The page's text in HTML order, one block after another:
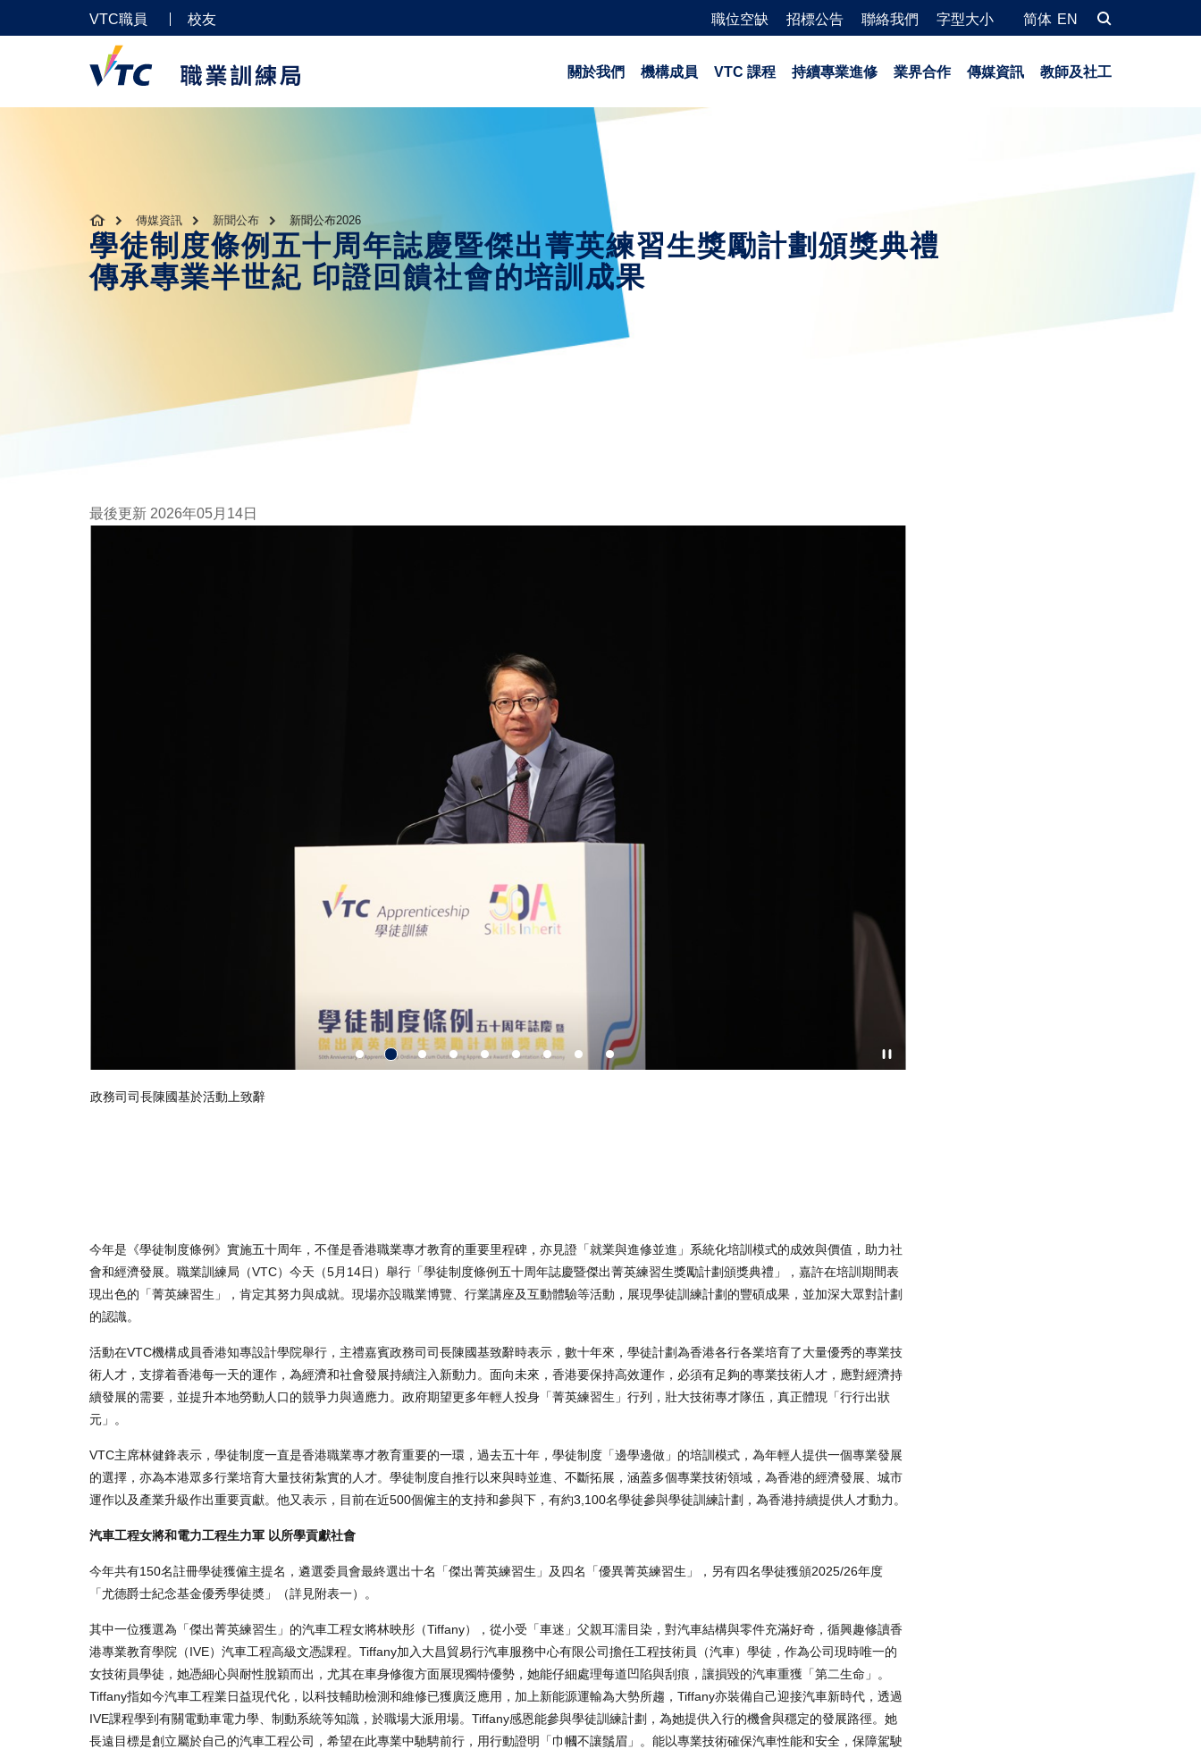
VTC職員 校友 職位空缺 招標公告 聯絡我們 字型大小 简体 EN
關於我們 機構成員 VTC 課程 持續專業進修 業界合作 傳媒資訊 教師及社工
傳媒資訊 新聞公布 新聞公布2026
學徒制度條例五十周年誌慶暨傑出菁英練習生獎勵計劃頒獎典禮
傳承專業半世紀 印證回饋社會的培訓成果
最後更新 2026年05月14日
今年是《學徒制度條例》實施五十周年，不僅是香港職業專才教育的重要里程碑，亦見證「就業與進修並進」系統化培訓模式的成效與價值，助力社
會和經濟發展。職業訓練局（VTC）今天（5月14日）舉行「學徒制度條例五十周年誌慶暨傑出菁英練習生獎勵計劃頒獎典禮」，嘉許在培訓期間表
現出色的「菁英練習生」，肯定其努力與成就。現場亦設職業博覽、行業講座及互動體驗等活動，展現學徒訓練計劃的豐碩成果，並加深大眾對計劃
的認識。
活動在VTC機構成員香港知專設計學院舉行，主禮嘉賓政務司司長陳國基致辭時表示，數十年來，學徒計劃為香港各行各業培育了大量優秀的專業技
術人才，支撐着香港每一天的運作，為經濟和社會發展持續注入新動力。面向未來，香港要保持高效運作，必須有足夠的專業技術人才，應對經濟持
續發展的需要，並提升本地勞動人口的競爭力與適應力。政府期望更多年輕人投身「菁英練習生」行列，壯大技術專才隊伍，真正體現「行行出狀
元」。
VTC主席林健鋒表示，學徒制度一直是香港職業專才教育重要的一環，過去五十年，學徒制度「邊學邊做」的培訓模式，為年輕人提供一個專業發展
的選擇，亦為本港眾多行業培育大量技術紮實的人才。學徒制度自推行以來與時並進、不斷拓展，涵蓋多個專業技術領域，為香港的經濟發展、城市
運作以及產業升級作出重要貢獻。他又表示，目前在近500個僱主的支持和參與下，有約3,100名學徒參與學徒訓練計劃，為香港持續提供人才動力。
汽車工程女將和電力工程生力軍 以所學貢獻社會
今年共有150名註冊學徒獲僱主提名，遴選委員會最終選出十名「傑出菁英練習生」及四名「優異菁英練習生」，另有四名學徒獲頒2025/26年度
「尤德爵士紀念基金優秀學徒奬」（詳見附表一）。
其中一位獲選為「傑出菁英練習生」的汽車工程女將林映彤（Tiffany），從小受「車迷」父親耳濡目染，對汽車結構與零件充滿好奇，循興趣修讀香
港專業教育學院（IVE）汽車工程高級文憑課程。Tiffany加入大昌貿易行汽車服務中心有限公司擔任工程技術員（汽車）學徒，作為公司現時唯一的
女技術員學徒，她憑細心與耐性脫穎而出，尤其在車身修復方面展現獨特優勢，她能仔細處理每道凹陷與刮痕，讓損毀的汽車重獲「第二生命」。
Tiffany指如今汽車工程業日益現代化，以科技輔助檢測和維修已獲廣泛應用，加上新能源運輸為大勢所趨，Tiffany亦裝備自己迎接汽車新時代，透過
IVE課程學到有關電動車電力學、制動系統等知識，於職場大派用場。Tiffany感恩能參與學徒訓練計劃，為她提供入行的機會與穩定的發展路徑。她
長遠目標是創立屬於自己的汽車工程公司，希望在此專業中馳騁前行，用行動證明「巾幗不讓鬚眉」。能以專業技術確保汽車性能和安全，保障駕駛